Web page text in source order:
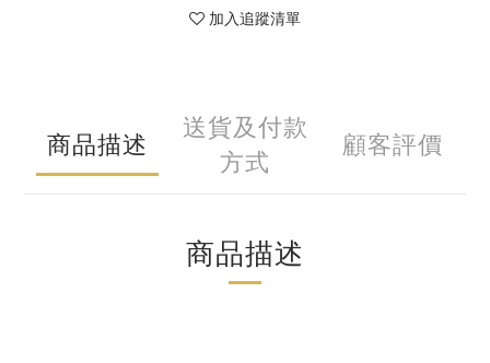
加入追蹤清單
商品描述
送貨及付款
方式
顧客評價
商品描述